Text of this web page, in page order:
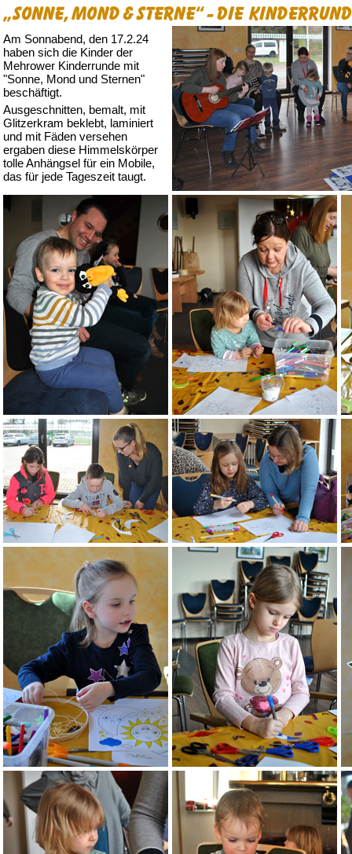
Am Sonnabend, den 17.2.24
haben sich die Kinder der
Mehrower Kinderrunde mit
"Sonne, Mond und Sternen"
beschäftigt.
Ausgeschnitten, bemalt, mit
Glitzer­kram beklebt, laminiert
und mit Fäden versehen
ergaben diese Himmelskörper
tolle Anhängsel für ein Mobile,
das für jede Tageszeit taugt.